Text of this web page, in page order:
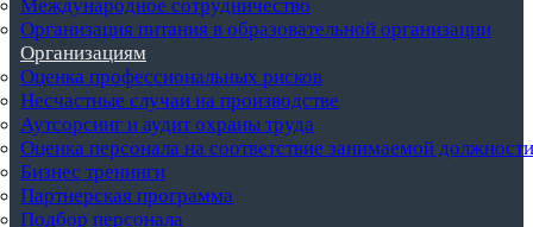
Международное сотрудничество
Организация питания в образовательной организации
Организациям
Оценка профессиональных рисков
Несчастные случаи на производстве
Аутсорсинг и аудит охраны труда
Оценка персонала на соответствие занимаемой должности
Бизнес тренинги
Партнерская программа
Подбор персонала